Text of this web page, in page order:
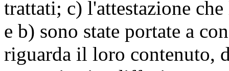
trattati; c) l'attestazione
e b) sono state portate a
riguarda il loro contenuto,